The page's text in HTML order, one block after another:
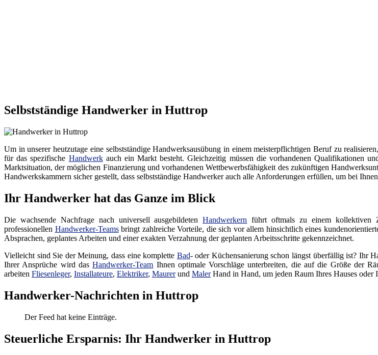
Selbstständige Handwerker in Huttrop
Um in unserer heutzutage eine selbstständige Handwerksausübung in einem meisterpflichtigen Beruf zu
für das spezifische Handwerkauch ein Markt besteht. Gleichzeitig müssen die vorhandenen Qualifikationen
Marktsituation, der möglichen Finanzierung und vorhandenen Wettbewerbsfähigkeit des zukünftigen
Handwerkskammern sicher gestellt, dass selbstständige Handwerker auch alle Anforderungen erfüllen, um bei
Ihr Handwerker hat das Ganze im Blick
Die wachsende Nachfrage nach universell ausgebildetenHandwerkern führt oftmals zu einem kollektiven
professionellen Handwerker-Teamsbringt zahlreiche Vorteile, die sich vor allem hinsichtlich eines
Absprachen, geplantes Arbeiten und einer exakten Verzahnung der geplanten Arbeitsschritte gekennzeichnet.
Vielleicht sind Sie der Meinung, dass eine komplette Bad- oder Küchensanierung schon längst überfällig ist? Ihr
Ihrer Ansprüche wird dasHandwerker-Team Ihnen optimale Vorschläge unterbreiten, die auf die Größe der
arbeiten Fliesenleger, Installateure, Elektriker, Maurerund MalerHand in Hand, um jeden Raum Ihres Hauses
Handwerker-Nachrichten in Huttrop
Der Feed hat keine Einträge.
Steuerliche Ersparnis: Ihr Handwerker in Huttrop